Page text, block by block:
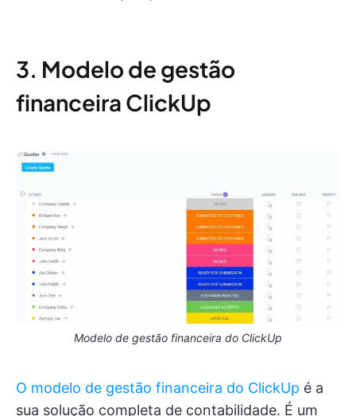
3. Modelo de gestão
financeira ClickUp
Modelo de gestão financeira do ClickUp
O modelo de gestão financeira do ClickUp é a
sua solução completa de contabilidade. É um